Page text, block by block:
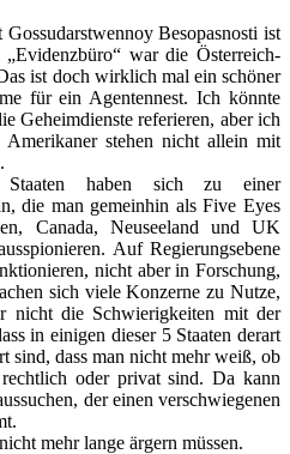
Besopasnosti ist
war die Österreich-
ist doch wirklich mal ein schöner
für ein Agentennest. Ich könnte
Geheimdienste referieren, aber ich
stehen nicht allein mit
Staaten haben sich zu einer
die man gemeinhin als Five Eyes
Canada, Neuseeland und UK
Auf Regierungsebene
nicht aber in Forschung,
sich viele Konzerne zu Nutze,
nicht die Schwierigkeiten mit der
in einigen dieser 5 Staaten derart
sind, dass man nicht mehr weiß, ob
oder privat sind. Da kann
der einen verschwiegenen
mehr lange ärgern müssen.